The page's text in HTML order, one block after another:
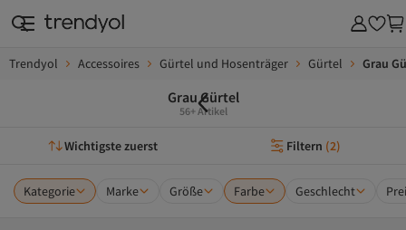
Trendyol Accessoires Gürtel und Hosenträger Gürtel Grau
Grau Gürtel
56+ Artikel
Wichtigste zuerst Filtern (2)
Kategorie Marke Größe Farbe Geschlecht